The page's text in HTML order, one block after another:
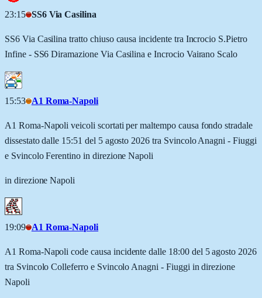
23:15 SS6 Via Casilina
SS6 Via Casilina tratto chiuso causa incidente tra Incrocio S.Pietro
Infine - SS6 Diramazione Via Casilina e Incrocio Vairano Scalo
15:53 A1 Roma-Napoli
A1 Roma-Napoli veicoli scortati per maltempo causa fondo stradale
dissestato dalle 15:51 del 5 agosto 2026 tra Svincolo Anagni - Fiuggi
e Svincolo Ferentino in direzione Napoli
in direzione Napoli
19:09 A1 Roma-Napoli
A1 Roma-Napoli code causa incidente dalle 18:00 del 5 agosto 2026
tra Svincolo Colleferro e Svincolo Anagni - Fiuggi in direzione
Napoli